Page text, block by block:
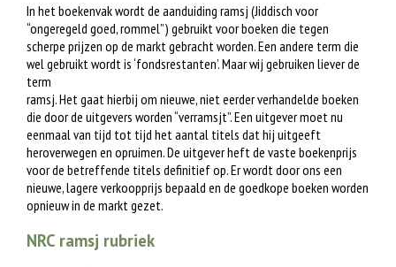
In het boekenvak wordt de aanduiding ramsj (Jiddisch voor
“ongeregeld goed, rommel”) gebruikt voor boeken die tegen
scherpe prijzen op de markt gebracht worden. Een andere term die
wel gebruikt wordt is ‘fondsrestanten’. Maar wij gebruiken liever de
term
ramsj. Het gaat hierbij om nieuwe, niet eerder verhandelde boeken
die door de uitgevers worden “verramsjt”. Een uitgever moet nu
eenmaal van tijd tot tijd het aantal titels dat hij uitgeeft
heroverwegen en opruimen. De uitgever heft de vaste boekenprijs
voor de betreffende titels definitief op. Er wordt door ons een
nieuwe, lagere verkoopprijs bepaald en de goedkope boeken worden
opnieuw in de markt gezet.
NRC ramsj rubriek